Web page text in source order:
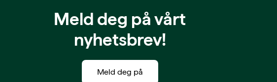
Meld deg på vårt
nyhetsbrev!
Meld deg på